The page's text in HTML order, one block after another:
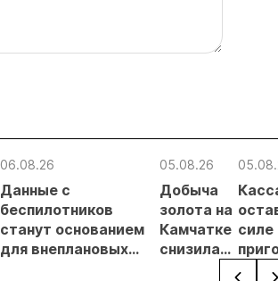
06.08.26
Данные с
беспилотников
станут основанием
для внеплановых
05.08.26
Добыча
золота на
Камчатке
снизилась
силе
по